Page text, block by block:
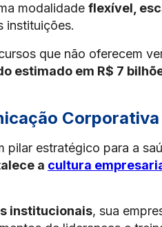
modalidade flexível,
instituições.
que não oferecem
estimado em R$ 7
Corporativa
pilar estratégico para a
a cultura
institucionais, sua